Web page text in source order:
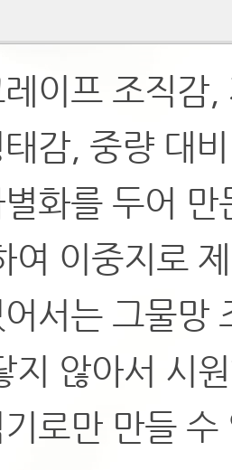
이프 조직감
감, 중량 대
화를 두어
여 이중지로
서는 그물망
지 않아서 시
로만 만들